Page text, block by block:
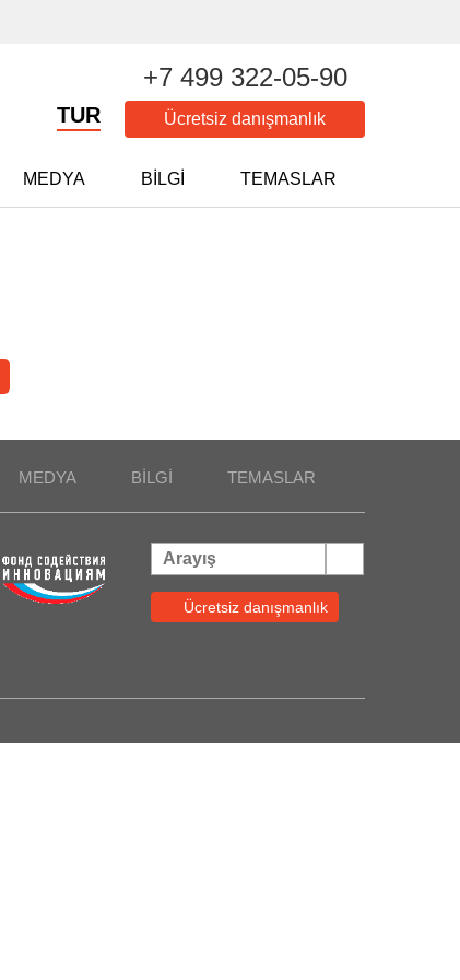
+7 499 322-05-90
Ücretsiz danışmanlık
TUR
MEDYA BILGI TEMASLAR
MEDYA BILGI TEMASLAR
Ücretsiz danışmanlık